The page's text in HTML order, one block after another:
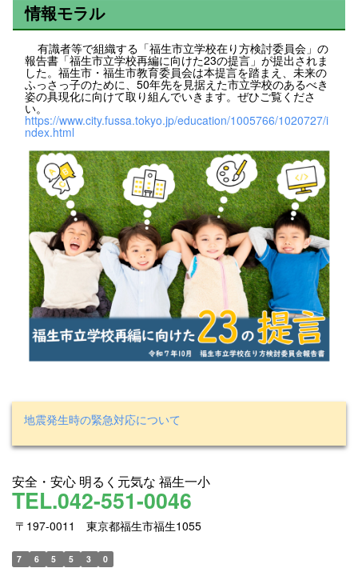
情報モラル
有識者等で組織する「福生市立学校在り方検討委員会」の
報告書「福生市立学校再編に向けた23の提言」が提出されま
した。福生市・福生市教育委員会は本提言を踏まえ、未来の
ふっさっ子のために、50年先を見据えた市立学校のあるべき
姿の具現化に向けて取り組んでいきます。ぜひご覧くださ
い。
https://www.city.fussa.tokyo.jp/education/1005766/1020727/i
ndex.html
地震発生時の緊急対応について
安全・安心 明るく元気な 福生一小
TEL.042-551-0046
〒197-0011 東京都福生市福生1055
7 6 5 5 3 0